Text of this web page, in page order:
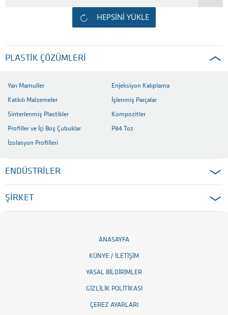
HEPSINI YÜKLE
PLASTIK ÇÖZÜMLERI
Yarı Mamuller
Katkılı Malzemeler
Sinterlenmiş Plastikler
Profiller ve İçi Boş Çubuklar
Enjeksiyon Kalıplama
İşlenmiş Parçalar
Kompozitler
P84 Toz
İzolasyon Profilleri
ENDÜSTRİLER
ŞİRKET
ANASAYFA
KÜNYE / İLETIŞIM
YASAL BILDIRIMLER
GIZLILIK POLITIKASI
ÇEREZ AYARLARI